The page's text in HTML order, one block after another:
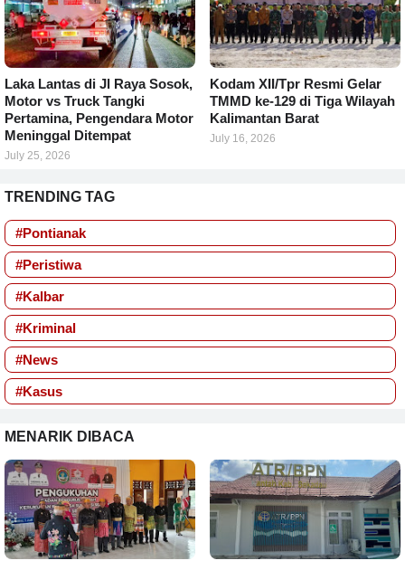
Laka Lantas di Jl Raya Sosok,
Motor vs Truck Tangki
Pertamina, Pengendara Motor
Meninggal Ditempat
July 25, 2026
Kodam XII/Tpr Resmi Gelar
TMMD ke-129 di Tiga Wilayah
Kalimantan Barat
July 16, 2026
TRENDING TAG
#Pontianak
#Peristiwa
#Kalbar
#Kriminal
#News
#Kasus
MENARIK DIBACA